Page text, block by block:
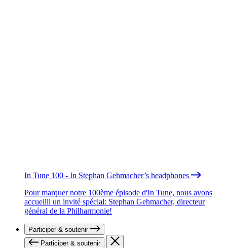
In Tune 100 - In Stephan Gehmacher’s headphones
Pour marquer notre 100ème épisode d'In Tune, nous avons
accueilli un invité spécial: Stephan Gehmacher, directeur
général de la Philharmonie!
Participer & soutenir
Participer & soutenir